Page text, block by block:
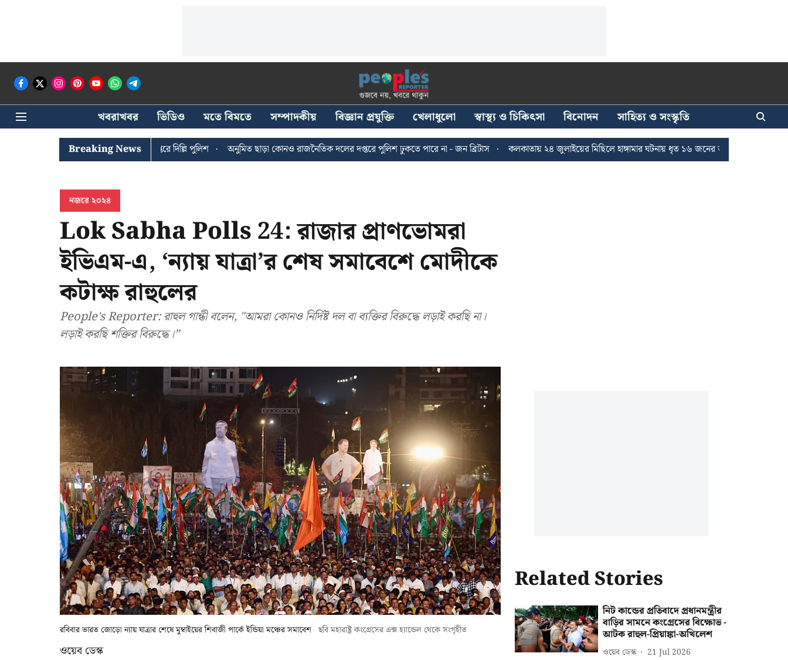
খবরাখবর ভিডিও মতে বিমতে সম্পাদকীয় বিজ্ঞান প্রযুক্তি খেলাধুলো স্বাস্থ্য ও চিকিৎসা বিনোদন সাহিত্য ও সংস্কৃতি
Breaking News
ঘোষের খোঁজে সিপিআইএম সদর দপ্তরে দিল্লি পুলিশ অনুমিত ছাড়া কোনও রাজনৈতিক দলের দপ্তরে পুলিশ ঢুকতে পারে না - জন ব্রিটাস কলকাতায় ২৪ জুলাইয়ের মিছিলে হাঙ্গামার ঘটনায় ধৃত ১৬ জনের জামিন
নজরে ২০২৪
Lok Sabha Polls 24: রাজার প্রাণভোমরা
ইভিএম-এ, ‘ন্যায় যাত্রা’র শেষ সমাবেশে মোদীকে
কটাক্ষ রাহুলের
People's Reporter: রাহুল গান্ধী বলেন, "আমরা কোনও নির্দিষ্ট দল বা ব্যক্তির বিরুদ্ধে লড়াই করছি না।
লড়াই করছি শক্তির বিরুদ্ধে।”
রবিবার ভারত জোড়ো ন্যায় যাত্রার শেষে মুম্বাইয়ের শিবাজী পার্কে ইন্ডিয়া মঞ্চের সমাবেশ ছবি মহারাষ্ট্র কংগ্রেসের এক্স হ্যান্ডেল থেকে সংগৃহীত
ওয়েব ডেস্ক
Related Stories
নিট কান্ডের প্রতিবাদে প্রধানমন্ত্রীর
বাড়ির সামনে কংগ্রেসের বিক্ষোভ -
আটক রাহুল-প্রিয়াঙ্কা-অখিলেশ
ওয়েব ডেস্ক 21 Jul 2026